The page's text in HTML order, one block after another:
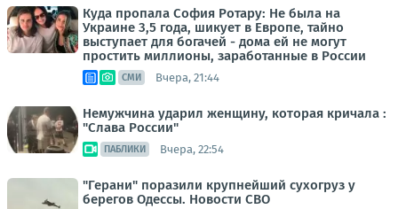
Куда пропала София Ротару: Не была на
Украине 3,5 года, шикует в Европе, тайно
выступает для богачей - дома ей не могут
простить миллионы, заработанные в России
СМИ Вчера, 21:44
Немужчина ударил женщину, которая кричала :
"Слава России"
ПАБЛИКИ Вчера, 22:54
"Герани" поразили крупнейший сухогруз у
берегов Одессы. Новости СВО